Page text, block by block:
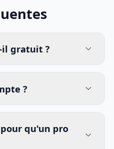
il gratuit ?
?
qu'un pro